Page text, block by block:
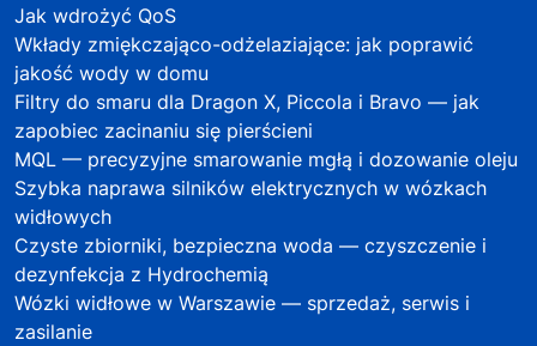
Jak wdrożyć QoS
Wkłady zmiękczająco-odżelaziające: jak poprawić
jakość wody w domu
Filtry do smaru dla Dragon X, Piccola i Bravo — jak
zapobiec zacinaniu się pierścieni
MQL — precyzyjne smarowanie mgłą i dozowanie oleju
Szybka naprawa silników elektrycznych w wózkach
widłowych
Czyste zbiorniki, bezpieczna woda — czyszczenie i
dezynfekcja z Hydrochemią
Wózki widłowe w Warszawie — sprzedaż, serwis i
zasilanie